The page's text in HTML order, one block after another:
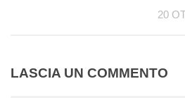
20
LASCIA UN COMMENTO